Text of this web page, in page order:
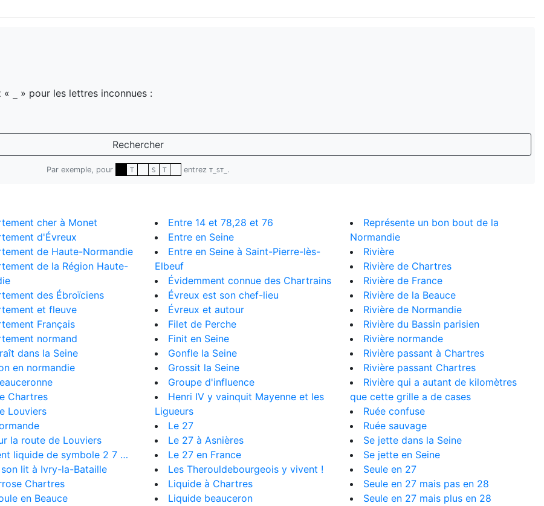
« » pour les lettres inconnues :
Rechercher
Par exemple, pour T S T entrez T_ST_ .
cher à Monet
d'Évreux
de Haute-Normandie
de la Région Haute-
des Ébroïciens
et fleuve
Français
normand
dans la Seine
en normandie
Chartres
Louviers
la route de Louviers
liquide de symbole 2 7 …
son lit à Ivry-la-Bataille
Chartres
en Beauce
Entre 14 et 78,28 et 76
Entre en Seine
Entre en Seine à Saint-Pierre-lès-
Elbeuf
Évidemment connue des Chartrains
Évreux est son chef-lieu
Évreux et autour
Filet de Perche
Finit en Seine
Gonfle la Seine
Grossit la Seine
Groupe d'influence
Henri IV y vainquit Mayenne et les
Ligueurs
Le 27
Le 27 à Asnières
Le 27 en France
Les Therouldebourgeois y vivent !
Liquide à Chartres
Liquide beauceron
Représente un bon bout de la
Normandie
Rivière
Rivière de Chartres
Rivière de France
Rivière de la Beauce
Rivière de Normandie
Rivière du Bassin parisien
Rivière normande
Rivière passant à Chartres
Rivière passant Chartres
Rivière qui a autant de kilomètres
que cette grille a de cases
Ruée confuse
Ruée sauvage
Se jette dans la Seine
Se jette en Seine
Seule en 27
Seule en 27 mais pas en 28
Seule en 27 mais plus en 28